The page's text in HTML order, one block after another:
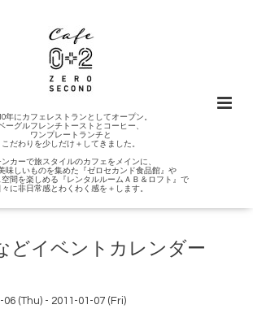
年にカフェレストランとしてオープン。
ーグルフレンチトーストとコーヒー、
ワンプレートランチと
こだわりを少しだけ＋してきました。
ンカーで旅スタイルのカフェをメインに、
味しいものを集めた『ゼロセカンド食品館』や
空間を楽しめる『レンタルルームＡＢ＆ロフト』で
々に非日常感とわくわく感を＋します。
どイベントカレンダー
06 (Thu) - 2011-01-07 (Fri)